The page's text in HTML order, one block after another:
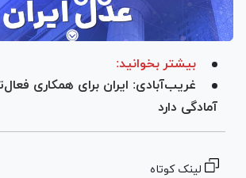
بیشتر بخوانید:
غریب‌آبادی: ایران برای همکاری
آمادگی دارد
لینک کوتاه